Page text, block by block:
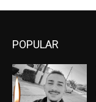
POPULAR